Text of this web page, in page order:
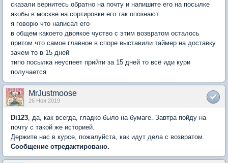
сказали вернитесь обратно на почту и напишите его на посылке
якобы в москве на сортировке его так опознают
я говорю что написал его
в общем какоето двоякое чуство с этим возвратом осталось
притом что самое главное в споре выставили таймер на доставку
зачем то в 15 дней
типо посылка неуспеет прийти за 15 дней то всё иди кури
получается
MrJustmoose
26 Ноя 2019
Di123, да, как всегда, гладко было на бумаге. Завтра пойду на
почту с такой же историей.
Держите нас в курсе, пожалуйста, как идут дела с возвратом.
Сообщение отредактировано.